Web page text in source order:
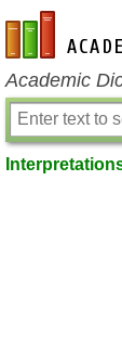
en-academic.com
Academic